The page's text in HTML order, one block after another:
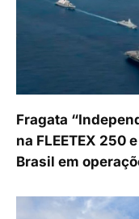
Fragata
na FLEETEX 250
Brasil em